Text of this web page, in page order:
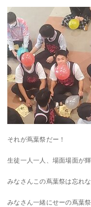
それが蔦葉祭だー！
生徒一人一人、場面場面が
みなさんこの蔦葉祭は忘れ
みなさん一緒にせーの蔦葉祭